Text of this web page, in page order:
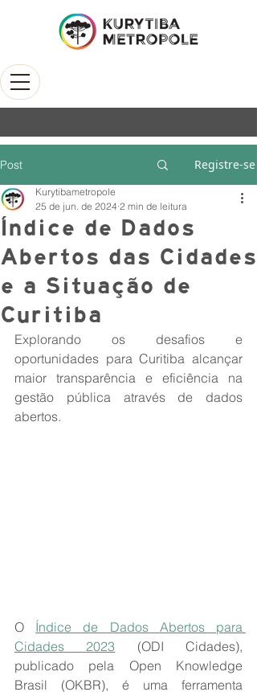
Post Registre-se
Índice de Dados
Abertos das Cidades
e a Situação de
Curitiba
Kurytibametropole
25 de jun. de 2024 2 min de leitura
Explorando os desafios e
oportunidades para Curitiba alcançar
maior transparência e eficiência na
gestão pública através de dados
abertos.
O Índice de Dados Abertos para
Cidades 2023 (ODI Cidades),
publicado pela Open Knowledge
Brasil (OKBR), é uma ferramenta